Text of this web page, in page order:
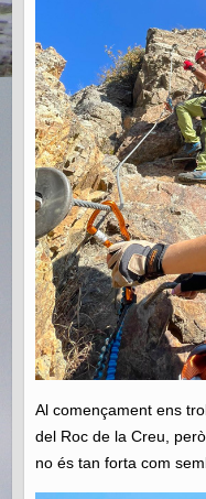
Al començament ens
del Roc de la Creu,
no és tan forta com